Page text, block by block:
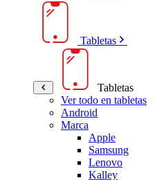
Tabletas
Tabletas
Ver todo en tabletas
Android
Marca
Apple
Samsung
Lenovo
Kalley